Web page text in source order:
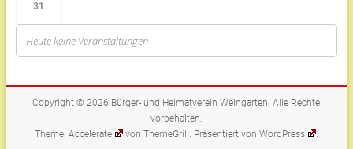
31
Heute keine Veranstaltungen
Copyright © 2026 Bürger- und Heimatverein Weingarten. Alle Rechte
vorbehalten.
Theme:Accelerate von ThemeGrill. Präsentiert von WordPress .